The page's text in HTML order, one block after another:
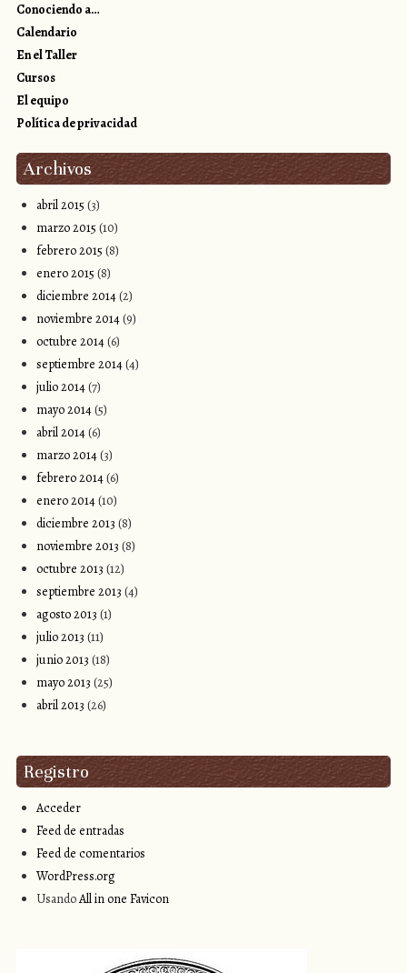
Conociendo a…
Calendario
En el Taller
Cursos
El equipo
Política de privacidad
Archivos
abril 2015 (3)
marzo 2015 (10)
febrero 2015 (8)
enero 2015 (8)
diciembre 2014(2)
noviembre 2014(9)
octubre 2014(6)
septiembre 2014(4)
julio 2014(7)
mayo 2014(5)
abril 2014(6)
marzo 2014(3)
febrero 2014(6)
enero 2014(10)
diciembre 2013 (8)
noviembre 2013 (8)
octubre 2013 (12)
septiembre 2013 (4)
agosto 2013 (1)
julio 2013 (11)
junio 2013 (18)
mayo 2013 (25)
abril 2013 (26)
Registro
Acceder
Feed de entradas
Feed de comentarios
WordPress.org
UsandoAll in one Favicon